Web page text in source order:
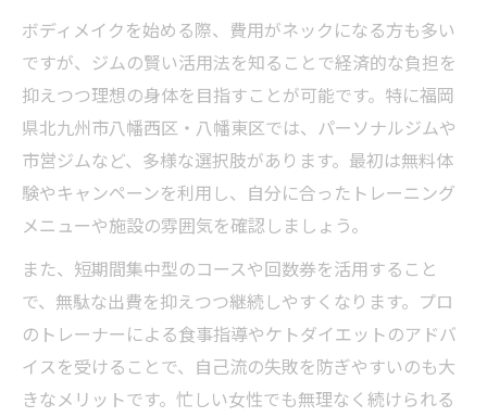
ボディメイクを始める際、費用がネックになる方も多い
ですが、ジムの賢い活用法を知ることで経済的な負担を
抑えつつ理想の身体を目指すことが可能です。特に福岡
県北九州市八幡西区・八幡東区では、パーソナルジムや
市営ジムなど、多様な選択肢があります。最初は無料体
験やキャンペーンを利用し、自分に合ったトレーニング
メニューや施設の雰囲気を確認しましょう。
また、短期間集中型のコースや回数券を活用すること
で、無駄な出費を抑えつつ継続しやすくなります。プロ
のトレーナーによる食事指導やケトダイエットのアドバ
イスを受けることで、自己流の失敗を防ぎやすいのも大
きなメリットです。忙しい女性でも無理なく続けられる